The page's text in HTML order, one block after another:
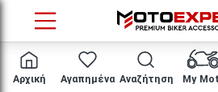
Αρχική Αγαπημένα Αναζήτηση My
ΕΝΔΥΣΗ ΑΝΑΒΑΤΗ